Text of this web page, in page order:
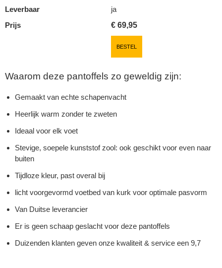
Leverbaar
ja
Prijs
€ 69,95
BESTEL
Waarom deze pantoffels zo geweldig zijn:
Gemaakt van echte schapenvacht
Heerlijk warm zonder te zweten
Ideaal voor elk voet
Stevige, soepele kunststof zool: ook geschikt voor even naar
buiten
Tijdloze kleur, past overal bij
licht voorgevormd voetbed van kurk voor optimale pasvorm
Van Duitse leverancier
Er is geen schaap geslacht voor deze pantoffels
Duizenden klanten geven onze kwaliteit & service een 9,7